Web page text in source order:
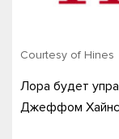
Courtesy of Hines
Лора будет
Джеффом